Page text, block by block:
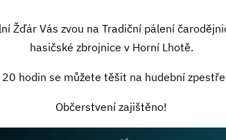
Žďár Vás zvou na Tradiční pálení
hasičské zbrojnice v Horní Lhotě.
20 hodin se můžete těšit na hudební
Občerstvení zajištěno!